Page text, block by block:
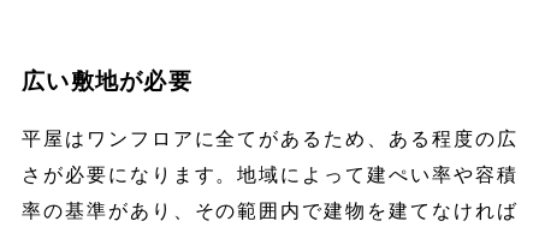
広い敷地が必要
平屋はワンフロアに全てがあるため、ある程度の広
さが必要になります。地域によって建ぺい率や容積
率の基準があり、その範囲内で建物を建てなければ